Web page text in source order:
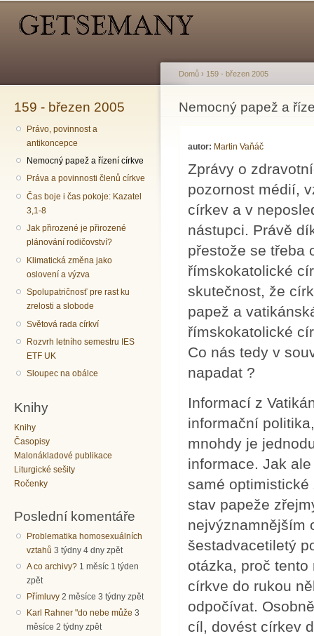
159 - březen 2005
Právo, povinnost a
antikoncepce
Nemocný papež a řízení církve
Práva a povinnosti členů církve
Čas boje i čas pokoje: Kazatel
3,1-8
Jak přirozené je přirozené
plánování rodičovství?
Klimatická změna jako
oslovení a výzva
Spolupatričnosť pre rast ku
zrelosti a slobode
Světová rada církví
Rozvrh letního semestru IES
ETF UK
Sloupec na obálce
Knihy
Knihy
Časopisy
Malonákladové publikace
Liturgické sešity
Ročenky
Poslední komentáře
Problematika homosexuálních
vztahů 3 týdny 4 dny zpět
A co archivy? 1 měsíc 1 týden
zpět
Přímluvy 2 měsíce 3 týdny zpět
Karl Rahner "do nebe může 3
měsíce 2 týdny zpět
Jste zde
Domů › 159 - březen 2005
Nemocný papež a
autor: Martin Vaňáč
Zprávy o
pozornost médií,
církev a v
nástupci. Právě
přestože se třeba
římskokatolické
skutečnost, že
papež a
římskokatolické
Co nás tedy v
napadat ?
Informací z
informační
mnohdy je
informace. Jak
samé
stav papeže
nejvýznamnějším
šestadvacetiletý
otázka, proč
církve do rukou
odpočívat.
cíl, dovést církev